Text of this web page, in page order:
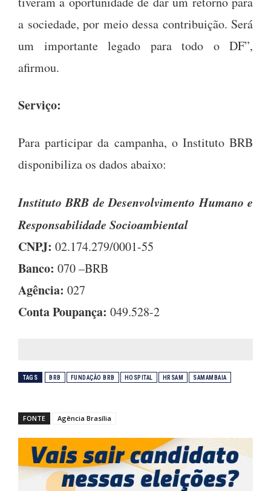
a sociedade, por meio dessa contribuição. Será
um importante legado para todo o DF”,
afirmou.
Serviço:
Para participar da campanha, o Instituto BRB
disponibiliza os dados abaixo:
Instituto BRB de Desenvolvimento Humano e
Responsabilidade Socioambiental
CNPJ: 02.174.279/0001-55
Banco: 070 –BRB
Agência: 027
Conta Poupança: 049.528-2
TAGS BRB FUNDAÇÃO BRB HOSPITAL HRSAM SAMAMBAIA
FONTE Agência Brasília